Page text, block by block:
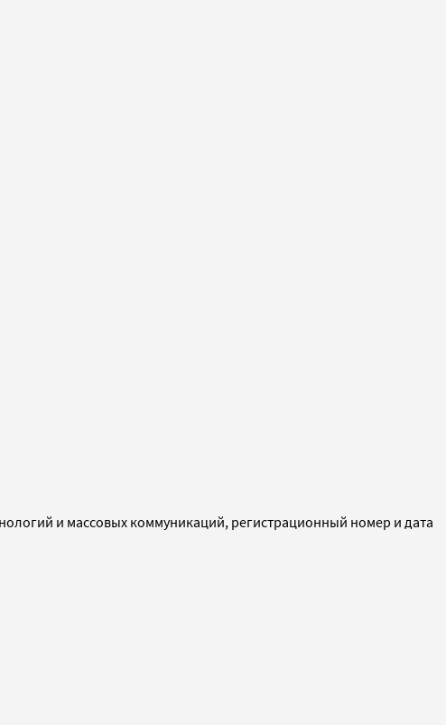
и массовых коммуникаций, регистрационный номер и дата